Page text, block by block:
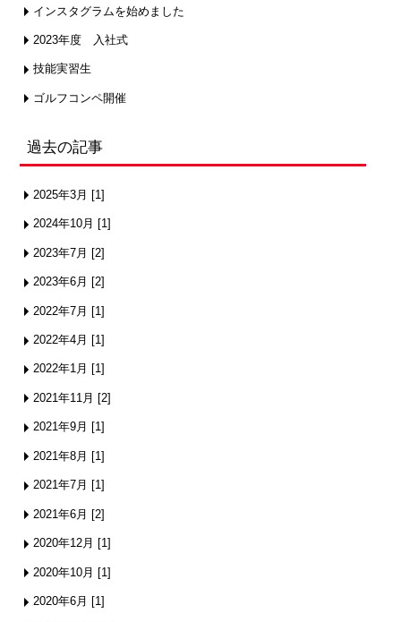
インスタグラムを始めました
2023年度 入社式
技能実習生
ゴルフコンペ開催
過去の記事
2025年3月 [1]
2024年10月 [1]
2023年7月 [2]
2023年6月 [2]
2022年7月 [1]
2022年4月 [1]
2022年1月 [1]
2021年11月 [2]
2021年9月 [1]
2021年8月 [1]
2021年7月 [1]
2021年6月 [2]
2020年12月 [1]
2020年10月 [1]
2020年6月 [1]